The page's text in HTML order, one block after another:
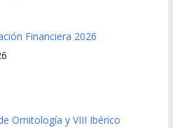
Financiera 2026
Ornitología y VIII Ibérico